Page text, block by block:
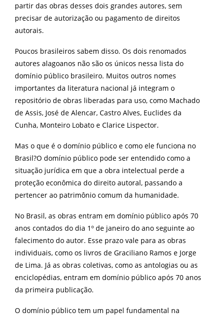
partir das obras desses dois grandes autores, sem
precisar de autorização ou pagamento de direitos
autorais.
Poucos brasileiros sabem disso. Os dois renomados
autores alagoanos não são os únicos nessa lista do
domínio público brasileiro. Muitos outros nomes
importantes da literatura nacional já integram o
repositório de obras liberadas para uso, como Machado
de Assis, José de Alencar, Castro Alves, Euclides da
Cunha, Monteiro Lobato e Clarice Lispector.
Mas o que é o domínio público e como ele funciona no
Brasil?O domínio público pode ser entendido como a
situação jurídica em que a obra intelectual perde a
proteção econômica do direito autoral, passando a
pertencer ao patrimônio comum da humanidade.
No Brasil, as obras entram em domínio público após 70
anos contados do dia 1º de janeiro do ano seguinte ao
falecimento do autor. Esse prazo vale para as obras
individuais, como os livros de Graciliano Ramos e Jorge
de Lima. Já as obras coletivas, como as antologias ou as
enciclopédias, entram em domínio público após 70 anos
da primeira publicação.
O domínio público tem um papel fundamental na